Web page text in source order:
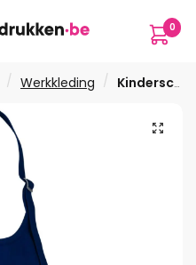
0
/ Werkkleding / Kinderschort
🔍